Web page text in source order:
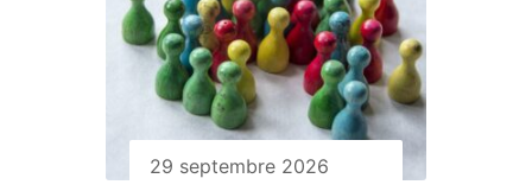
29 septembre 2026